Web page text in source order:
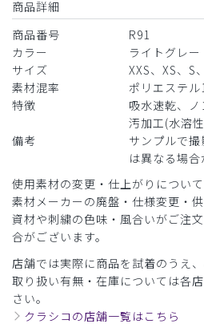
商品詳細
商品番号
R91
カラー
ライトグレー
サイズ
XXS、XS、S
素材混率
ポリエステル
特徴
吸水速乾、
汚加工(水溶
備考
サンプルで
は異なる場合
使用素材の変更・仕上がりについて
素材メーカーの廃盤・仕様変更・
資材や刺繍の色味・風合いがご注
合がございます。
店舗では実際に商品を試着のうえ、
取り扱い有無・在庫については各
さい。
クラシコの店舗一覧はこちら